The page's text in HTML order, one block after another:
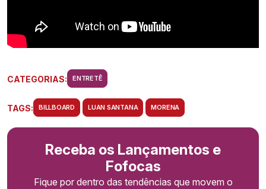
CATEGORIAS: ENTRETÊ
TAGS: BILLBOARD LUAN SANTANA MORENA
Receba os Lançamentos e
Fofocas
Fique por dentro das tendências que movem o